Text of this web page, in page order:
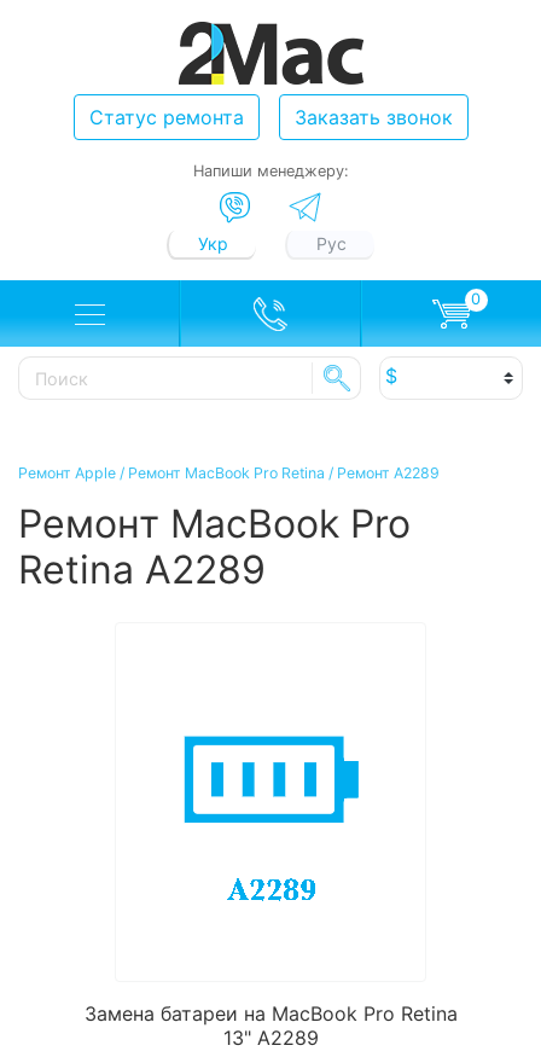
Статус ремонта Заказать звонок
Напиши менеджеру:
Укр Рус
0
Ремонт Apple / Ремонт MacBook Pro Retina / Ремонт A2289
Ремонт MacBook Pro
Retina A2289
Замена батареи на MacBook Pro Retina
13" A2289